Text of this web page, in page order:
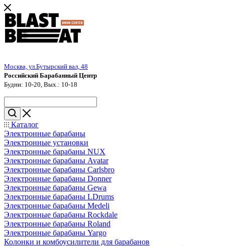
Москва, ул.Бутырский вал, 48
Российский Барабанный Центр
Будни: 10-20, Вых.: 10-18
Каталог
Электронные барабаны
Электронные установки
Электронные барабаны NUX
Электронные барабаны Avatar
Электронные барабаны Carlsbro
Электронные барабаны Donner
Электронные барабаны Gewa
Электронные барабаны LDrums
Электронные барабаны Medeli
Электронные барабаны Rockdale
Электронные барабаны Roland
Электронные барабаны Yargo
Колонки и комбоусилители для барабанов